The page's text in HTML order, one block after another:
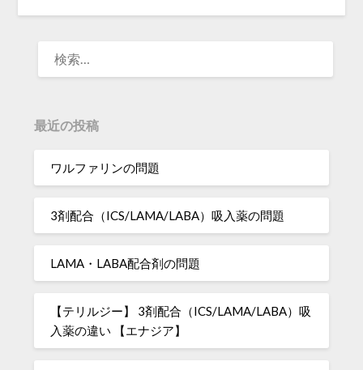
最近の投稿
ワルファリンの問題
3剤配合（ICS/LAMA/LABA）吸入薬の問題
LAMA・LABA配合剤の問題
【テリルジー】 3剤配合（ICS/LAMA/LABA）吸
入薬の違い 【エナジア】